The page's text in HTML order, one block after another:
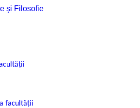
facultății